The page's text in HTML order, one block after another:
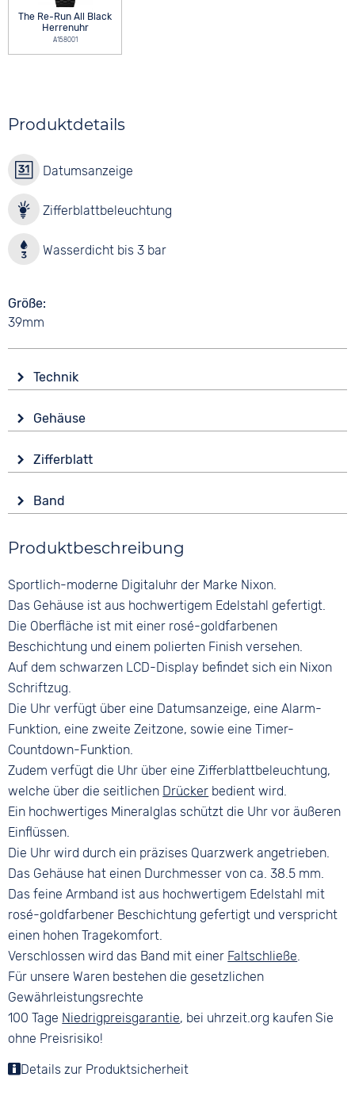
The Re-Run All Black
Herrenuhr
A158001
Produktdetails
Datumsanzeige
Zifferblattbeleuchtung
Wasserdicht bis 3 bar
Größe
39mm
Technik
Batterie (Quarz)
Funktionen
Alarm
Datumsanzeige
Zeitzonen / Weltzeit
Wasserdicht
3 bar
Gehäuse
Mineralglas
Form
Rund
Material
Farbe
Roségold
Zifferblatt
Digital
Schwarz
Ziffern
Arabisch
Band
Roségold
Material
Edelstahl
Bandschließe
Faltschließe
Produktbeschreibung
Sportlich-moderne Digitaluhr der Marke Nixon.
Das Gehäuse ist aus hochwertigem Edelstahl gefertigt.
Die Oberfläche ist mit einer rosé-goldfarbenen
Beschichtung und einem polierten Finish versehen.
Auf dem schwarzen LCD-Display befindet sich ein Nixon
Schriftzug.
Die Uhr verfügt über eine Datumsanzeige, eine Alarm-
Funktion, eine zweite Zeitzone, sowie eine Timer-
Countdown-Funktion.
Zudem verfügt die Uhr über eine Zifferblattbeleuchtung,
welche über die seitlichen Drücker bedient wird.
Ein hochwertiges Mineralglas schützt die Uhr vor äußeren
Einflüssen.
Die Uhr wird durch ein präzises Quarzwerk angetrieben.
Das Gehäuse hat einen Durchmesser von ca. 38.5 mm.
Das feine Armband ist aus hochwertigem Edelstahl mit
rosé-goldfarbener Beschichtung gefertigt und verspricht
einen hohen Tragekomfort.
Verschlossen wird das Band mit einer Faltschließe.
Für unsere Waren bestehen die gesetzlichen
Gewährleistungsrechte
100 Tage Niedrigpreisgarantie, bei uhrzeit.org kaufen Sie
ohne Preisrisiko!
Details zur Produktsicherheit